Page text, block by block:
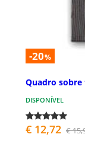
-20%
Quadro sobre
DISPONÍVEL
€ 12,72 €